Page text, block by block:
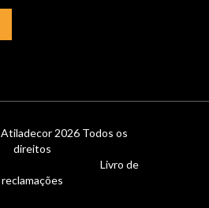
Atiladecor 2026 Todos os
direitos
Livro de
reclamações